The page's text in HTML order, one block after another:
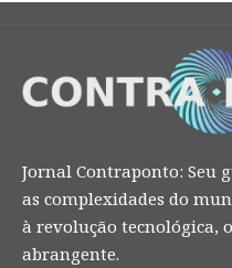
Jornal Contraponto: Seu
as complexidades do
à revolução tecnológica,
abrangente.